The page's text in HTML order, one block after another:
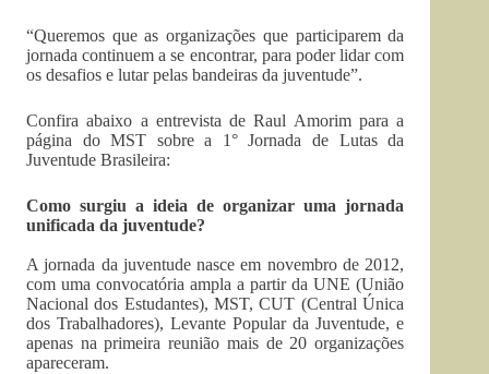
“Queremos que as organizações que participarem da
jornada continuem a se encontrar, para poder lidar com
os desafios e lutar pelas bandeiras da juventude”.
Confira abaixo a entrevista de Raul Amorim para a
página do MST sobre a 1° Jornada de Lutas da
Juventude Brasileira:
Como surgiu a ideia de organizar uma jornada
unificada da juventude?
A jornada da juventude nasce em novembro de 2012,
com uma convocatória ampla a partir da UNE (União
Nacional dos Estudantes), MST, CUT (Central Única
dos Trabalhadores), Levante Popular da Juventude, e
apenas na primeira reunião mais de 20 organizações
apareceram.